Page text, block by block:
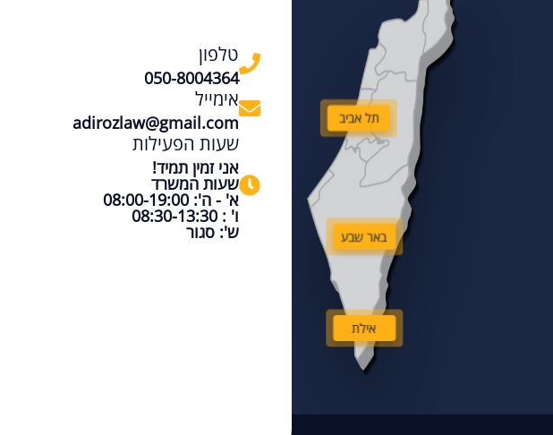
תל אביב
באר שבע
אילת
טלפון
050-8004364
אימייל
adirozlaw@gmail.com
שעות הפעילות
אני זמין תמיד!
שעות המשרד
א' - ה': 08:00-19:00
ו' : 08:30-13:30
ש': סגור